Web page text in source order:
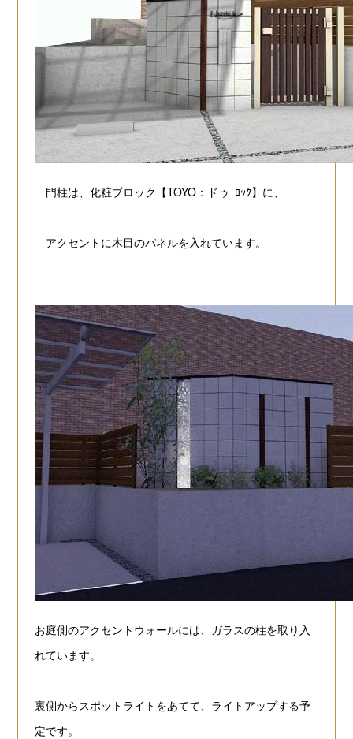
門柱は、化粧ブロック【TOYO：ドゥｰﾛｯｸ】に、
アクセントに木目のパネルを入れています。
お庭側のアクセントウォールには、ガラスの柱を取り入
れています。
裏側からスポットライトをあてて、ライトアップする予
定です。